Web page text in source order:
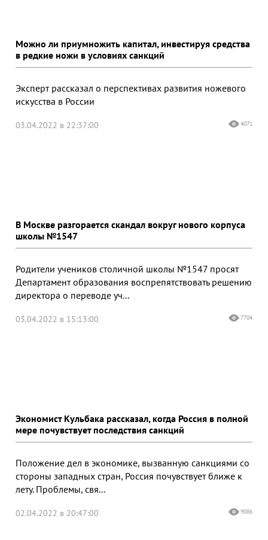
Можно ли приумножить капитал, инвестируя средства
в редкие ножи в условиях санкций
Эксперт рассказал о перспективах развития ножевого
искусства в России
03.04.2022 в 22:37:00 4071
В Москве разгорается скандал вокруг нового корпуса
школы №1547
Родители учеников столичной школы №1547 просят
Департамент образования воспрепятствовать решению
директора о переводе уч...
03.04.2022 в 15:13:00 7704
Экономист Кульбака рассказал, когда Россия в полной
мере почувствует последствия санкций
Положение дел в экономике, вызванную санкциями со
стороны западных стран, Россия почувствует ближе к
лету. Проблемы, свя...
02.04.2022 в 20:47:00 9086